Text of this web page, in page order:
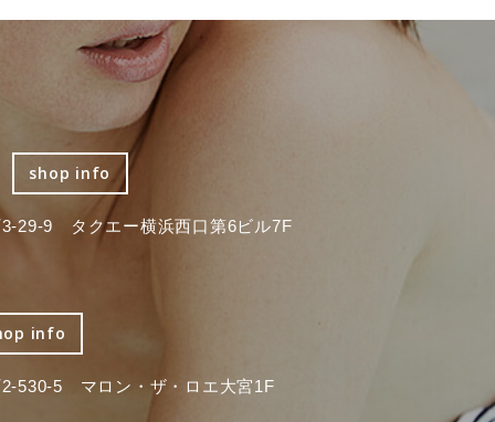
shop info
29-9 タクエー横浜西口第6ビル7F
info
530-5 マロン・ザ・ロエ大宮1F